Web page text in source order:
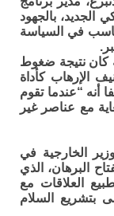
الجديد، بالجهود
في السياسة
كان نتيجة ضغوط
الإرهاب كأداة
أنه “عندما تقوم
مع عناصر غير
الخارجية في
البرهان، الذي
العلاقات مع
بتشريع السلام